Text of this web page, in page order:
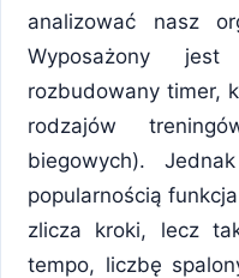
analizować nasz
Wyposażony
rozbudowany timer,
rodzajów
biegowych).
popularnością
zlicza kroki, lecz
tempo, liczbę